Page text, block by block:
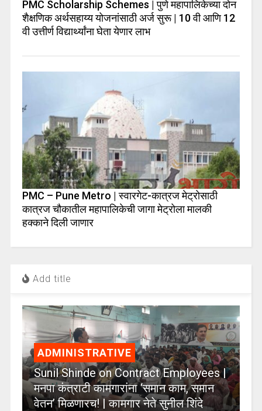
PMC Scholarship Schemes | पुणे महापालिकेच्या दोन
शैक्षणिक अर्थसहाय्य योजनांसाठी अर्ज सुरू | 10 वी आणि 12
वी उत्तीर्ण विद्यार्थ्यांना घेता येणार लाभ
PMC – Pune Metro | स्वारगेट-कात्रज मेट्रोसाठी
कात्रज चौकातील महापालिकेची जागा मेट्रोला मालकी
हक्काने दिली जाणार
Add title
ADMINISTRATIVE
Sunil Shinde on Contract Employees |
मनपा कंत्राटी कामगारांना ‘समान काम, समान
वेतन’ मिळणारच! | कामगार नेते सुनील शिंदे